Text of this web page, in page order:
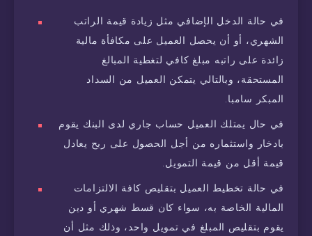
في حالة الدخل الإضافي مثل زيادة قيمة الراتب
الشهري، أو أن يحصل العميل على مكافأة مالية
زائدة على راتبه مبلغ كافي لتغطية المبالغ
المستحقة، وبالتالي يتمكن العميل من السداد
المبكر سامبا.
في حال يمتلك العميل حساب جاري لدى البنك يقوم
بادخار واستثماره من أجل الحصول على ربح يعادل
قيمة أقل من قيمة التمويل.
في حالة تخطيط العميل بتقليص كافة الالتزامات
المالية الخاصة به، سواء كان قسط شهري أو دين
يقوم بتقليص المبلغ في تمويل واحد، وذلك مثل أن